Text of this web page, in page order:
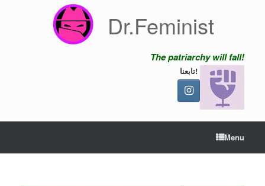
Dr.Feminist
The patriarchy will fall!
تابعنا!
Menu